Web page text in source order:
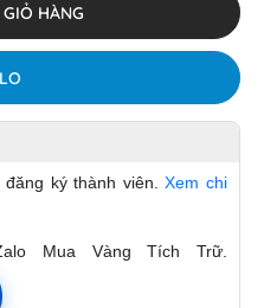
HÀNG
đăng ký thành viên.Xem chi
Mua Vàng Tích Trữ.